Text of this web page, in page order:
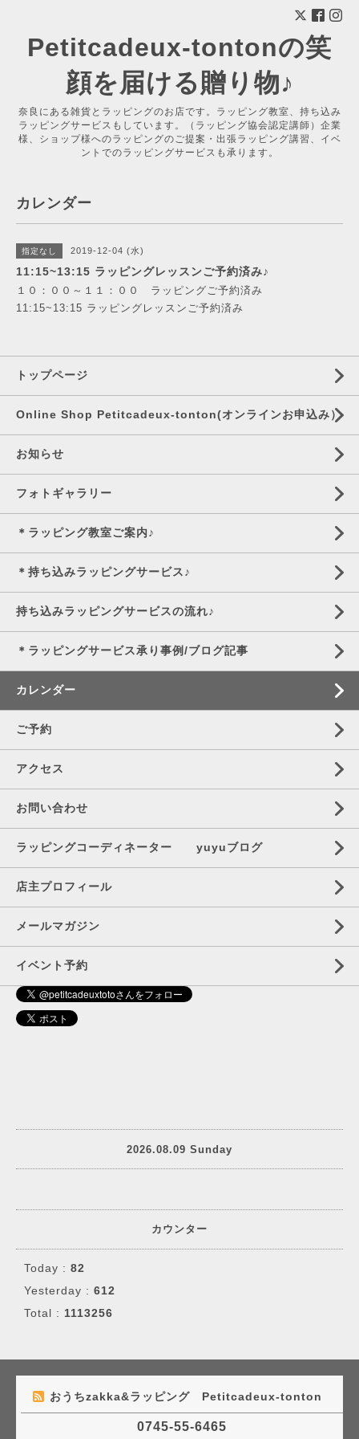
Petitcadeux-tontonの笑
顔を届ける贈り物♪
奈良にある雑貨とラッピングのお店です。ラッピング教室、持ち込み
ラッピングサービスもしています。（ラッピング協会認定講師）企業
様、ショップ様へのラッピングのご提案・出張ラッピング講習、イベ
ントでのラッピングサービスも承ります。
カレンダー
指定なし 2019-12-04 (水)
11:15~13:15 ラッピングレッスンご予約済み♪
１０：００～１１：００ ラッピングご予約済み
11:15~13:15 ラッピングレッスンご予約済み
トップページ
Online Shop Petitcadeux-tonton(オンラインお申込み）
お知らせ
フォトギャラリー
＊ラッピング教室ご案内♪
＊持ち込みラッピングサービス♪
持ち込みラッピングサービスの流れ♪
＊ラッピングサービス承り事例/ブログ記事
カレンダー
ご予約
アクセス
お問い合わせ
ラッピングコーディネーター yuyuブログ
店主プロフィール
メールマガジン
イベント予約
2026.08.09 Sunday
カウンター
Today : 82
Yesterday : 612
Total : 1113256
おうちzakka&ラッピング Petitcadeux-tonton
0745-55-6465